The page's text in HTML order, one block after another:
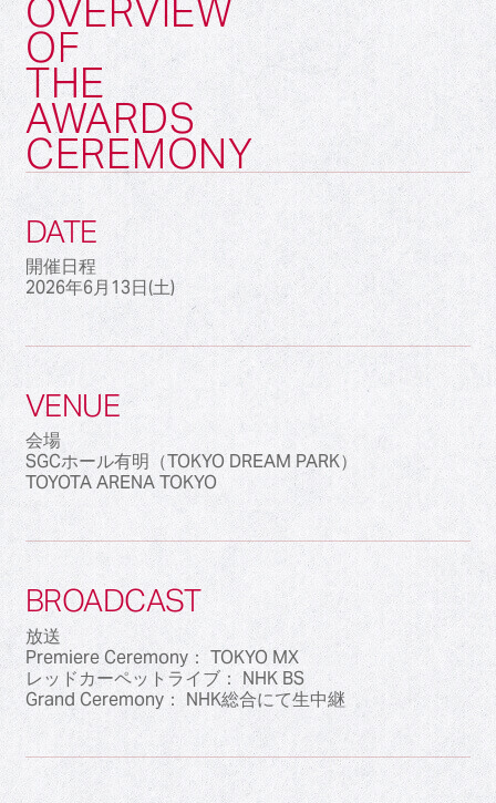
OVERVIEW
OF
THE
AWARDS
CEREMONY
DATE
開催日程
2026年6月13日(土)
VENUE
会場
SGCホール有明（TOKYO DREAM PARK）
TOYOTA ARENA TOKYO
BROADCAST
放送
Premiere Ceremony： TOKYO MX
レッドカーペットライブ： NHK BS
Grand Ceremony： NHK総合にて生中継